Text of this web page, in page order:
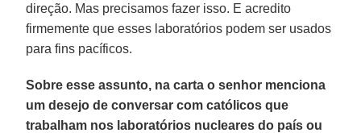
direção. Mas precisamos fazer isso. E acredito
firmemente que esses laboratórios podem ser usados
para fins pacíficos.
Sobre esse assunto, na carta o senhor menciona
um desejo de conversar com católicos que
trabalham nos laboratórios nucleares do país ou